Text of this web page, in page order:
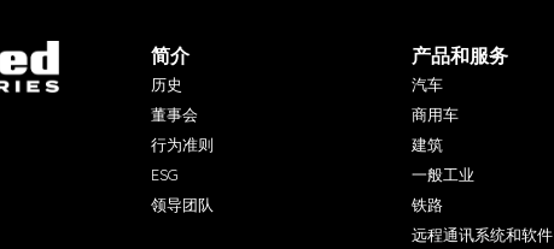
简介
历史
董事会
行为准则
ESG
领导团队
产品和服务
汽车
商用车
建筑
一般工业
铁路
远程通讯系统和软件